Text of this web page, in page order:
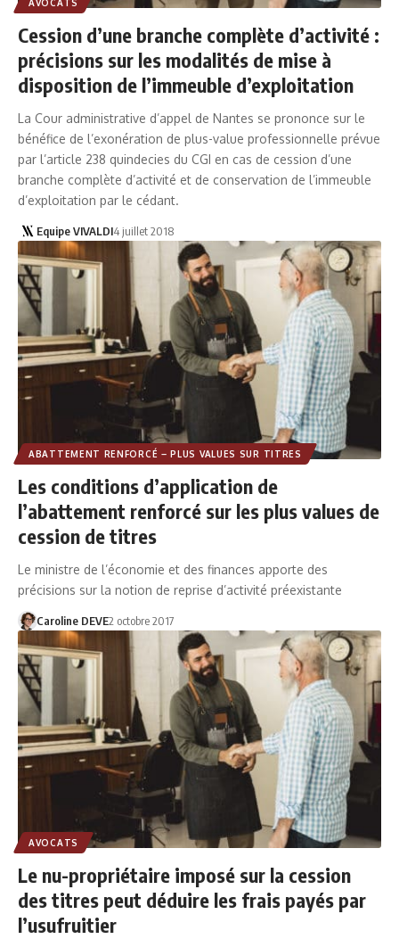
AVOCATS
Cession d’une branche complète d’activité :
précisions sur les modalités de mise à
disposition de l’immeuble d’exploitation
La Cour administrative d’appel de Nantes se prononce sur le
bénéfice de l’exonération de plus-value professionnelle prévue
par l’article 238 quindecies du CGI en cas de cession d’une
branche complète d’activité et de conservation de l’immeuble
d’exploitation par le cédant.
Equipe VIVALDI4 juillet 2018
ABATTEMENT RENFORCÉ – PLUS VALUES SUR TITRES
Les conditions d’application de
l’abattement renforcé sur les plus values de
cession de titres
Le ministre de l’économie et des finances apporte des
précisions sur la notion de reprise d’activité préexistante
Caroline DEVE2 octobre 2017
AVOCATS
Le nu-propriétaire imposé sur la cession
des titres peut déduire les frais payés par
l’usufruitier